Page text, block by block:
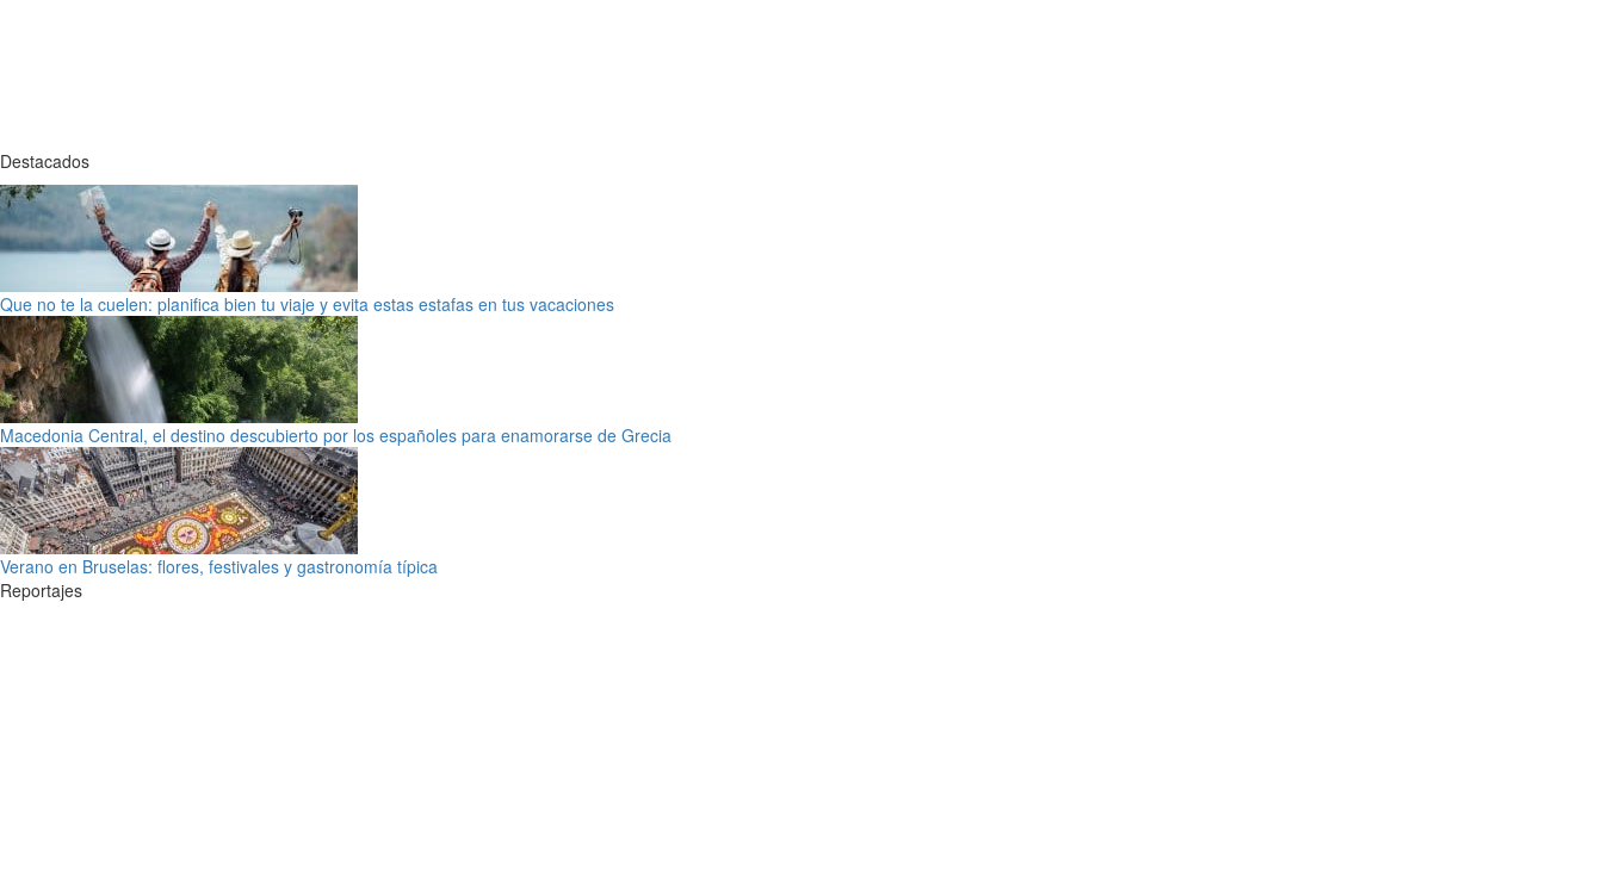
Destacados
Que no te la cuelen: planifica bien tu viaje y evita estas estafas en tus vacaciones
Macedonia Central, el destino descubierto por los españoles para enamorarse de Grecia
Verano en Bruselas: flores, festivales y gastronomía típica
Reportajes